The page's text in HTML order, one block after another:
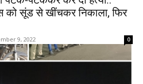
को सूंड से खींचकर निकाला, फिर
9, 2022 0